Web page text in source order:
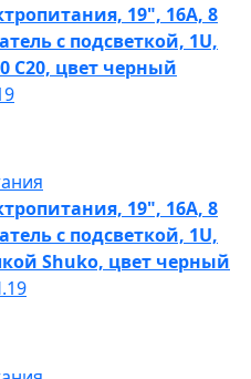
19", 16А, 8
с подсветкой, 1U,
C20, цвет черный
19", 16А, 8
с подсветкой, 1U,
Shuko, цвет черный